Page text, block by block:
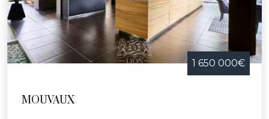
1 650 000€
MOUVAUX